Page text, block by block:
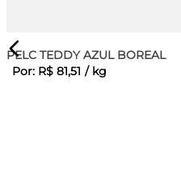
PELC TEDDY AZUL BOREAL
Por: R$ 81,51 / kg